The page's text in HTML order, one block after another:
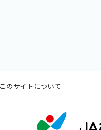
このサイトについて